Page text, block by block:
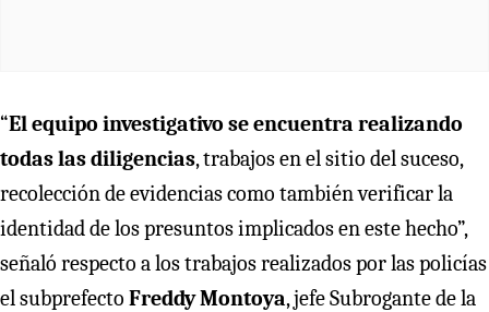
“El equipo investigativo se encuentra realizando
todas las diligencias, trabajos en el sitio del suceso,
recolección de evidencias como también verificar la
identidad de los presuntos implicados en este hecho”,
señaló respecto a los trabajos realizados por las policías
el subprefecto Freddy Montoya, jefe Subrogante de la